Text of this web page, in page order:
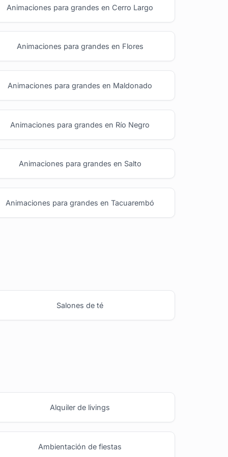
Animaciones para grandes en Cerro Largo
Animaciones para grandes en Flores
Animaciones para grandes en Maldonado
Animaciones para grandes en Río Negro
Animaciones para grandes en Salto
Animaciones para grandes en Tacuarembó
Salones de té
Alquiler de livings
Ambientación de fiestas